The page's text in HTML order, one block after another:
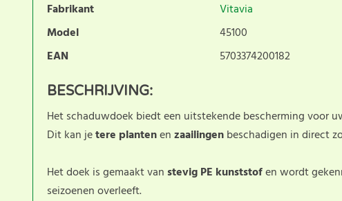
Fabrikant
Vitavia
Model
45100
EAN
5703374200182
BESCHRIJVING:
Het schaduwdoek biedt een uitstekende bescherming voor
Dit kan jetere plantenenzaailingenbeschadigen in direct
Het doek is gemaakt vanstevig PE kunststofen wordt
seizoenen overleeft.